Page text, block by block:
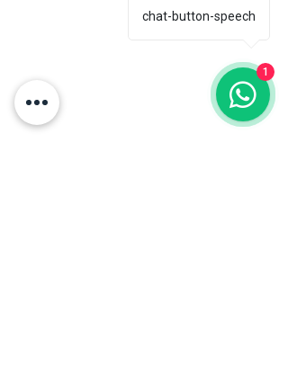
Whatsapp: 316 529 1550.
Show Rooms:
Pelikano Bogotá: Torre
comercial@naturalbox.co
chat-button-speech
1